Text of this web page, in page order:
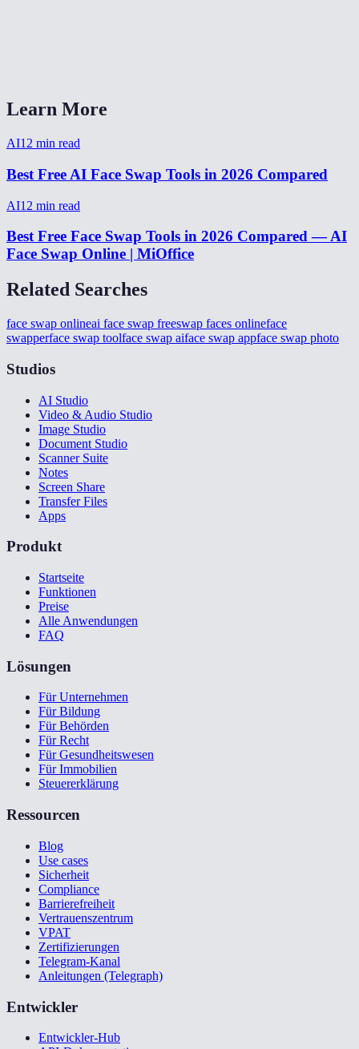
Learn More
AI12 min read
Best Free AI Face Swap Tools in 2026 Compared
AI12 min read
Best Free Face Swap Tools in 2026 Compared — AI
Face Swap Online | MiOffice
Related Searches
face swap onlineai face swap freeswap faces onlineface
swapperface swap toolface swap aiface swap appface swap photo
Studios
AI Studio
Video & Audio Studio
Image Studio
Document Studio
Scanner Suite
Notes
Screen Share
Transfer Files
Apps
Produkt
Startseite
Funktionen
Preise
Alle Anwendungen
FAQ
Lösungen
Für Unternehmen
Für Bildung
Für Behörden
Für Recht
Für Gesundheitswesen
Für Immobilien
Steuererklärung
Ressourcen
Blog
Use cases
Sicherheit
Compliance
Barrierefreiheit
Vertrauenszentrum
VPAT
Zertifizierungen
Telegram-Kanal
Anleitungen (Telegraph)
Entwickler
Entwickler-Hub